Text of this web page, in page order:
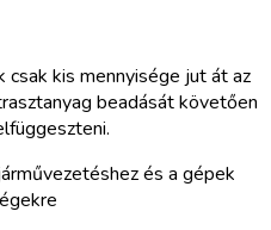
kis mennyisége jut át az
beadását követően
és a gépek